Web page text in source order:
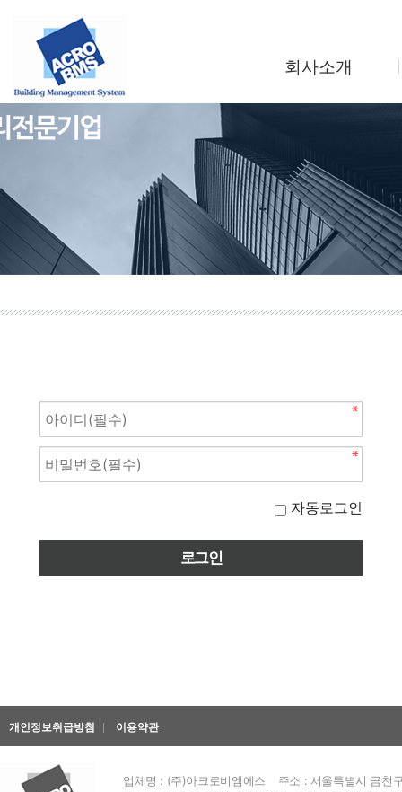
회사소개
조직도
사업소개
찾아오시는길
자동로그인
개인정보취급방침 이용약관
업체명 : (주)아크로비엠에스
주소 : 서울특별시 금천